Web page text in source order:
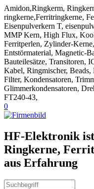
Amidon,Ringkerm,
ringkerne,Ferritringkerne,
Eisenpulverkern T,
MMP Kern, High Flux,
Ferritperlen, Zylinder-
Entstörmaterial, Magnetic-
Bauteilesätze, Transitoren,
Kabel, Ringmischer,
Filter, Kondensatoren,
Glimmerkondensatoren,
FT240-43,
0
HF-Elektronik
Ringkerne,
aus Erfahrung